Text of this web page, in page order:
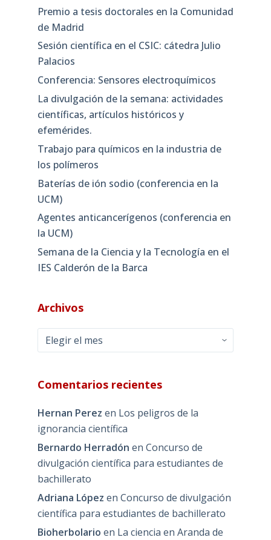
Premio a tesis doctorales en la Comunidad
de Madrid
Sesión científica en el CSIC: cátedra Julio
Palacios
Conferencia: Sensores electroquímicos
La divulgación de la semana: actividades
científicas, artículos históricos y
efemérides.
Trabajo para químicos en la industria de
los polímeros
Baterías de ión sodio (conferencia en la
UCM)
Agentes anticancerígenos (conferencia en
la UCM)
Semana de la Ciencia y la Tecnología en el
IES Calderón de la Barca
Archivos
Archivos
Comentarios recientes
Hernan Perez en Los peligros de la
ignorancia científica
Bernardo Herradón en Concurso de
divulgación científica para estudiantes de
bachillerato
Adriana López en Concurso de divulgación
científica para estudiantes de bachillerato
Bioherbolario en La ciencia en Aranda de